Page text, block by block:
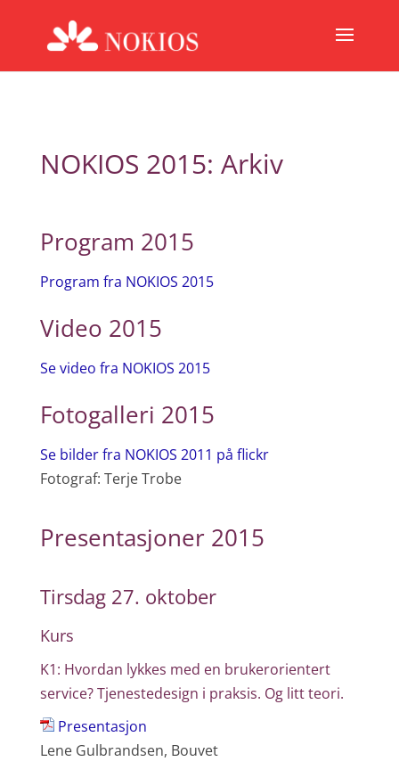
NOKIOS 2015: Arkiv
Program 2015
Program fra NOKIOS 2015
Video 2015
Se video fra NOKIOS 2015
Fotogalleri 2015
Se bilder fra NOKIOS 2011 på flickr
Fotograf: Terje Trobe
Presentasjoner 2015
Tirsdag 27. oktober
Kurs
K1: Hvordan lykkes med en brukerorientert
service? Tjenestedesign i praksis. Og litt teori.
Presentasjon
Lene Gulbrandsen, Bouvet